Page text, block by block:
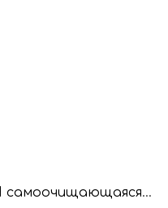
Пила Самурай GKS-300-LH самоочищающаяся шаг - 4 мм